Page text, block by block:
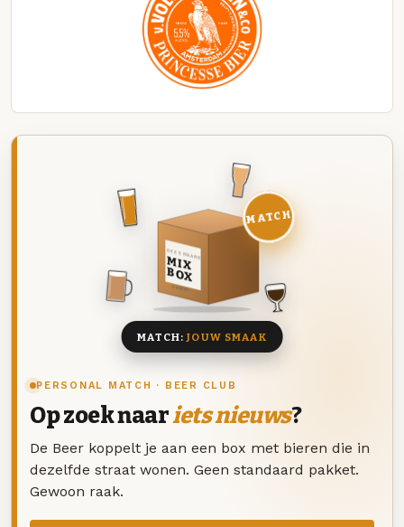
PERSONAL MATCH · BEER CLUB
Op zoek naariets nieuws?
De Beer koppelt je aan een box met bieren die in
dezelfde straat wonen. Geen standaard pakket.
Gewoon raak.
DEZE MAAND
MIX
BOX
8 BIEREN
MATCH
MATCH:JOUW SMAAK